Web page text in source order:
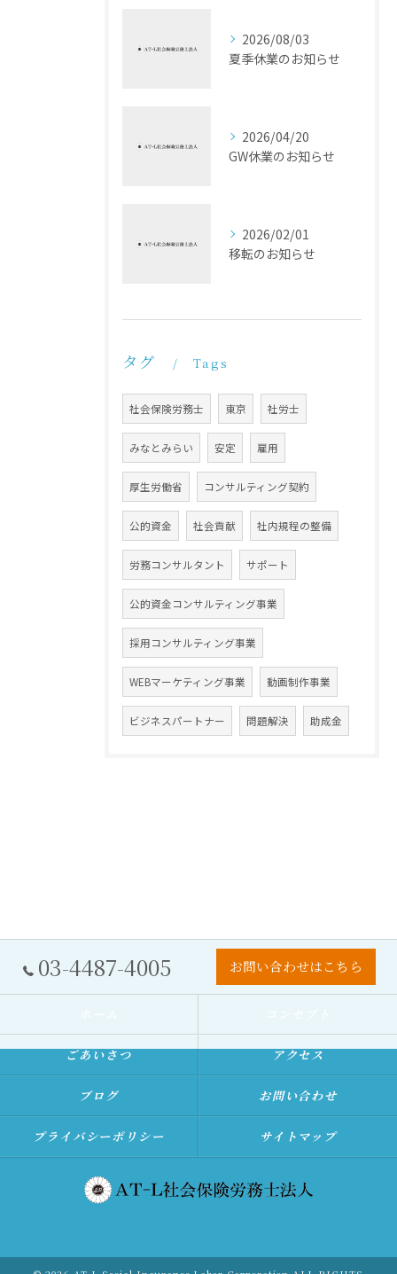
2026/08/03
夏季休業のお知らせ
2026/04/20
GW休業のお知らせ
2026/02/01
移転のお知らせ
タグ Tags
社会保険労務士 東京 社労士
みなとみらい 安定 雇用
厚生労働省 コンサルティング契約
公的資金 社会貢献 社内規程の整備
労務コンサルタント サポート
公的資金コンサルティング事業
採用コンサルティング事業
WEBマーケティング事業 動画制作事業
ビジネスパートナー 問題解決 助成金
03-4487-4005 お問い合わせはこちら
ごあいさつ アクセス
ブログ お問い合わせ
プライバシーポリシー サイトマップ